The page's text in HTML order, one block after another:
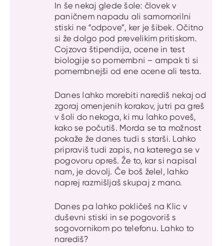
In še nekaj glede šole: človek v
paničnem napadu ali samomorilni
stiski ne “odpove”, ker je šibek. Očitno
si že dolgo pod prevelikim pritiskom.
Cojzova štipendija, ocene in test
biologije so pomembni – ampak ti si
pomembnejši od ene ocene ali testa.
Danes lahko morebiti narediš nekaj od
zgoraj omenjenih korakov, jutri pa greš
v šoli do nekoga, ki mu lahko poveš,
kako se počutiš. Morda se ta možnost
pokaže že danes tudi s starši. Lahko
pripraviš tudi zapis, na katerega se v
pogovoru opreš. Že to, kar si napisal
nam, je dovolj. Če boš želel, lahko
naprej razmišljaš skupaj z mano.
Danes pa lahko pokličeš na Klic v
duševni stiski in se pogovoriš s
sogovornikom po telefonu. Lahko to
narediš?